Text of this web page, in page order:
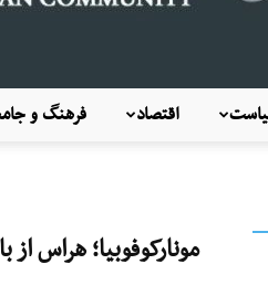
فرهنگ و اقتصاد
مونارکوفوبیا؛ هراس